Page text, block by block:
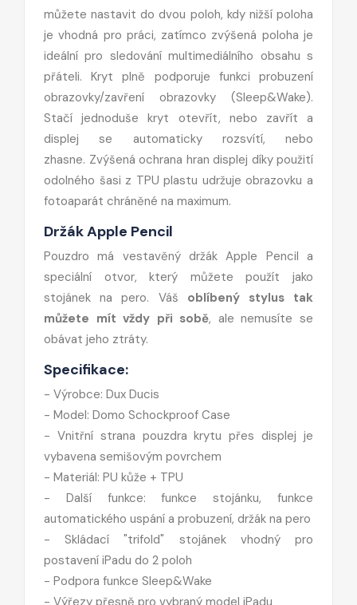
můžete nastavit do dvou poloh, kdy nižší poloha
je vhodná pro práci, zatímco zvýšená poloha je
ideální pro sledování multimediálního obsahu s
přáteli. Kryt plně podporuje funkci probuzení
obrazovky/zavření obrazovky (Sleep&Wake).
Stačí jednoduše kryt otevřít, nebo zavřít a
displej se automaticky rozsvítí, nebo
zhasne. Zvýšená ochrana hran displej díky použití
odolného šasi z TPU plastu udržuje obrazovku a
fotoaparát chráněné na maximum.
Držák Apple Pencil
Pouzdro má vestavěný držák Apple Pencil a
speciální otvor, který můžete použít jako
stojánek na pero. Váš oblíbený stylus tak
můžete mít vždy při sobě, ale nemusíte se
obávat jeho ztráty.
Specifikace:
- Výrobce: Dux Ducis
- Model: Domo Schockproof Case
- Vnitřní strana pouzdra krytu přes displej je
vybavena semišovým povrchem
- Materiál: PU kůže + TPU
- Další funkce: funkce stojánku, funkce
automatického uspání a probuzení, držák na pero
- Skládací "trifold" stojánek vhodný pro
postavení iPadu do 2 poloh
- Podpora funkce Sleep&Wake
- Výřezy přesně pro vybraný model iPadu